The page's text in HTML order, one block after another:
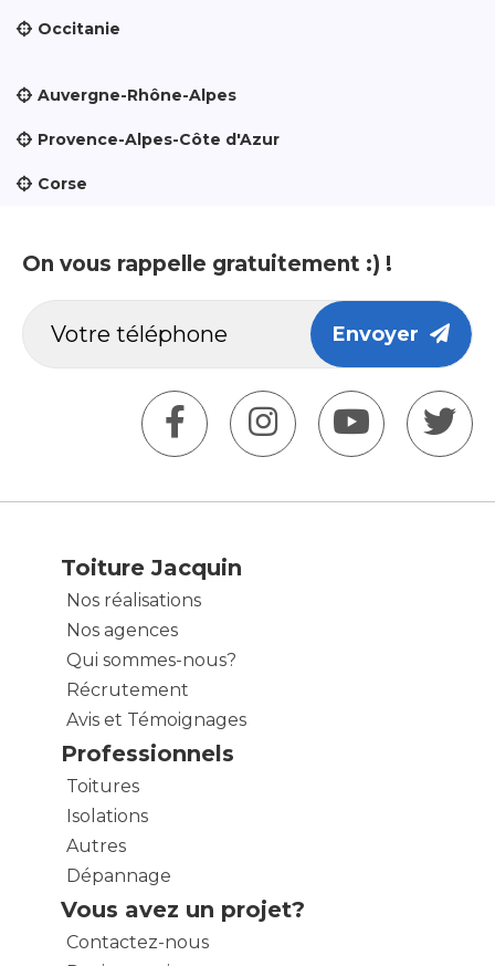
Occitanie
Auvergne-Rhône-Alpes
Provence-Alpes-Côte d'Azur
Corse
On vous rappelle gratuitement :) !
Envoyer
Toiture Jacquin
Nos réalisations
Nos agences
Qui sommes-nous?
Récrutement
Avis et Témoignages
Professionnels
Toitures
Isolations
Autres
Dépannage
Vous avez un projet?
Contactez-nous